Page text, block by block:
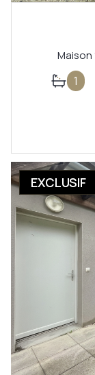
1
EXCLUSIF